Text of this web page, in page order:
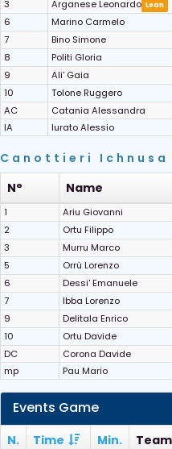
3 Arganese Leonardo Loan
6
Marino Carmelo
7
Bino Simone
8
Politi Gloria
9
Ali' Gaia
10
Tolone Ruggero
AC
Catania Alessandra
IA
Iurato Alessio
Canottieri Ichnusa
N°
Name
1
Ariu Giovanni
2
Ortu Filippo
3
Murru Marco
5
Orrù Lorenzo
6
Dessi' Emanuele
7
Ibba Lorenzo
9
Delitala Enrico
10
Ortu Davide
DC
Corona Davide
mp
Pau Mario
Events Game
N. Time Min. Team